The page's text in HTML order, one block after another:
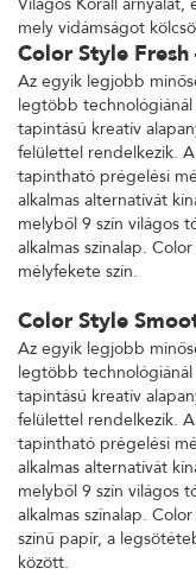
mely vidámságot
Color Style
Az egyik legjobb
legtöbb
tapintású kreatív
felülettel rendelkezik.
tapintható prégelési
alkalmas alternatívát
melyből 9 szín világos
alkalmas színalap.
mélyfekete szín.
Color Style
Az egyik legjobb
legtöbb
tapintású kreatív
felülettel rendelkezik.
tapintható prégelési
alkalmas alternatívát
melyből 9 szín világos
alkalmas színalap.
színű papír, a
között.